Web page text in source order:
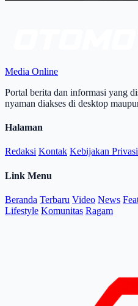
Media Online
Portal berita dan informasi yang
nyaman diakses di desktop
Halaman
Redaksi Kontak Kebijakan Privasi
Link Menu
Beranda Terbaru Video News
Lifestyle Komunitas Ragam